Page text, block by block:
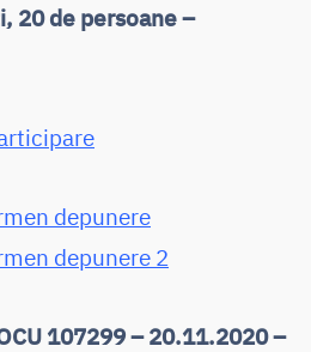
20 de persoane –
depunere
depunere 2
107299 – 20.11.2020 –